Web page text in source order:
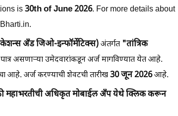
is30th of June 2026. For more details about
अँड जिओ-इन्फॉर्मेटिक्स)अंतर्गत "तांत्रिक
पात्र असणाऱ्या उमेदवारांकडून अर्ज मागविण्यात येत आहे.
आहे. अर्ज करण्याची शेवटची तारीख30 जून 2026आहे.
महाभरतीची अधिकृत मोबाईल अँप येथे क्लिक करून